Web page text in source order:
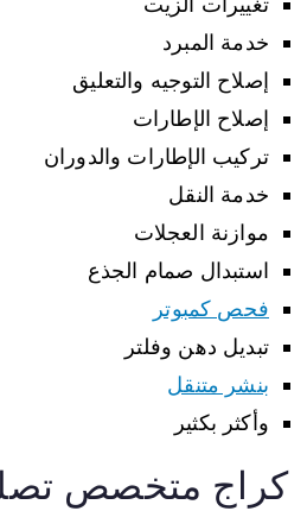
خدمة المبرد
إصلاح التوجيه والتعليق
إصلاح الإطارات
تركيب الإطارات والدوران
خدمة النقل
موازنة العجلات
استبدال صمام الجذع
فحص كمبوتر
تبديل دهن وفلتر
بنشر متنقل
وأكثر بكثير
كراج متخصص